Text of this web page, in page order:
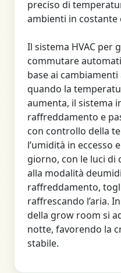
preciso di
ambienti in costante
Il sistema HVAC per
commutare
base ai
quando la
aumenta, il sistema
raffreddamento e
con controllo della
l’umidità in eccesso
giorno, con le luci di
alla modalità
raffreddamento,
raffrescando l’aria.
della grow room si
notte, favorendo la
stabile.